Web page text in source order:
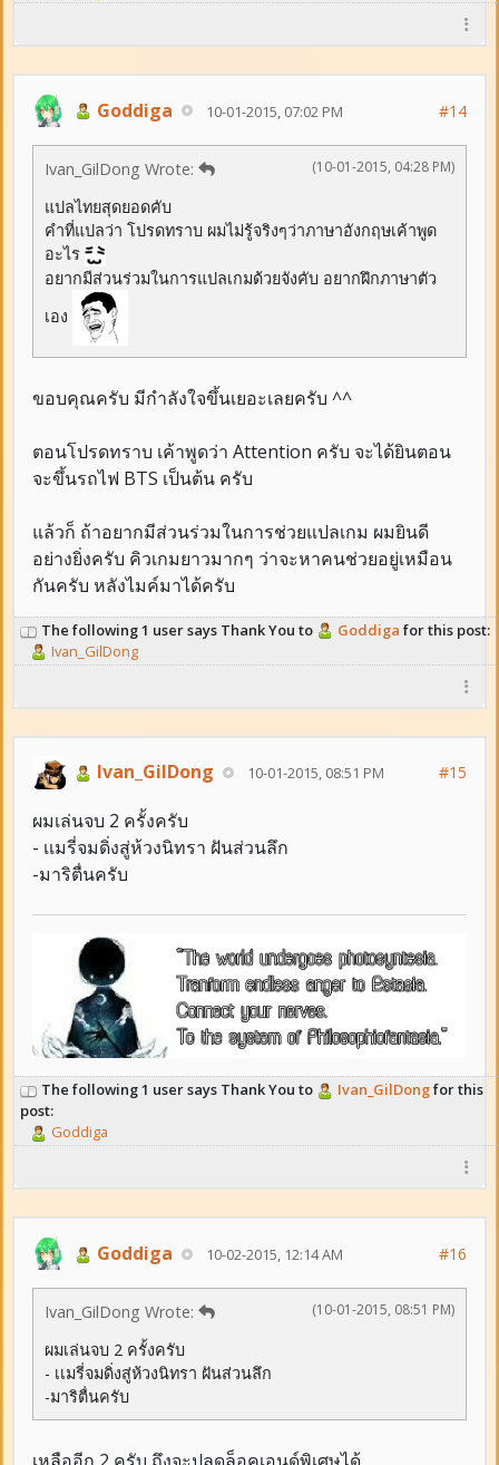
Goddiga 10-01-2015, 07:02 PM #14
(10-01-2015, 04:28 PM)
Ivan_GilDong Wrote:
แปลไทยสุดยอดคับ
คำที่แปลว่า โปรดทราบ ผมไม่รู้จริงๆว่าภาษาอังกฤษเค้าพูด
อะไร
อยากมีส่วนร่วมในการแปลเกมด้วยจังคับ อยากฝึกภาษาตัว
เอง
ขอบคุณครับ มีกำลังใจขึ้นเยอะเลยครับ ^^
ตอนโปรดทราบ เค้าพูดว่า Attention ครับ จะได้ยินตอน
จะขึ้นรถไฟ BTS เป็นต้น ครับ
แล้วก็ ถ้าอยากมีส่วนร่วมในการช่วยแปลเกม ผมยินดี
อย่างยิ่งครับ คิวเกมยาวมากๆ ว่าจะหาคนช่วยอยู่เหมือน
กันครับ หลังไมค์มาได้ครับ
The following 1 user says Thank You to Goddiga for this post:
Ivan_GilDong
Ivan_GilDong 10-01-2015, 08:51 PM #15
ผมเล่นจบ 2 ครั้งครับ
- เเมรี่จมดิ่งสู่ห้วงนิทรา ฝันส่วนลึก
-มาริตื่นครับ
The following 1 user says Thank You to Ivan_GilDongfor this
post:
Goddiga
Goddiga 10-02-2015, 12:14 AM #16
(10-01-2015, 08:51 PM)
Ivan_GilDong Wrote:
ผมเล่นจบ 2 ครั้งครับ
- เเมรี่จมดิ่งสู่ห้วงนิทรา ฝันส่วนลึก
-มาริตื่นครับ